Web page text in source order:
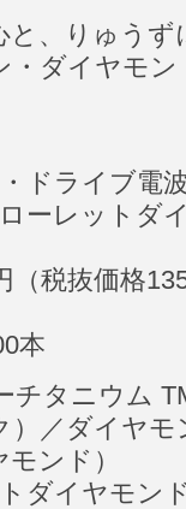
、りゅうず
・ダイヤモ
ドライブ電
ーレットダ
（税抜価格
本
チタニウム
／ダイヤモ
ンド）
ダイヤモン